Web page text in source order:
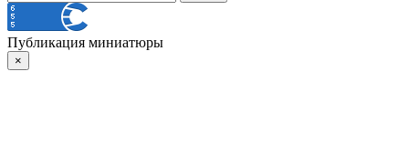
Публикация миниатюры
×